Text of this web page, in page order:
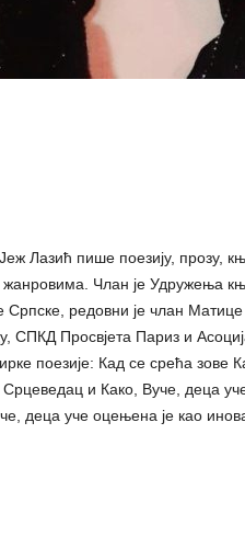
Лазић пише поезију, прозу,
Члан је Удружења
редовни је члан Матице
СПКД Просвјета Париз и
поезије: Кад се срећа
и Како, Вуче, деца
деца уче оцењена је као